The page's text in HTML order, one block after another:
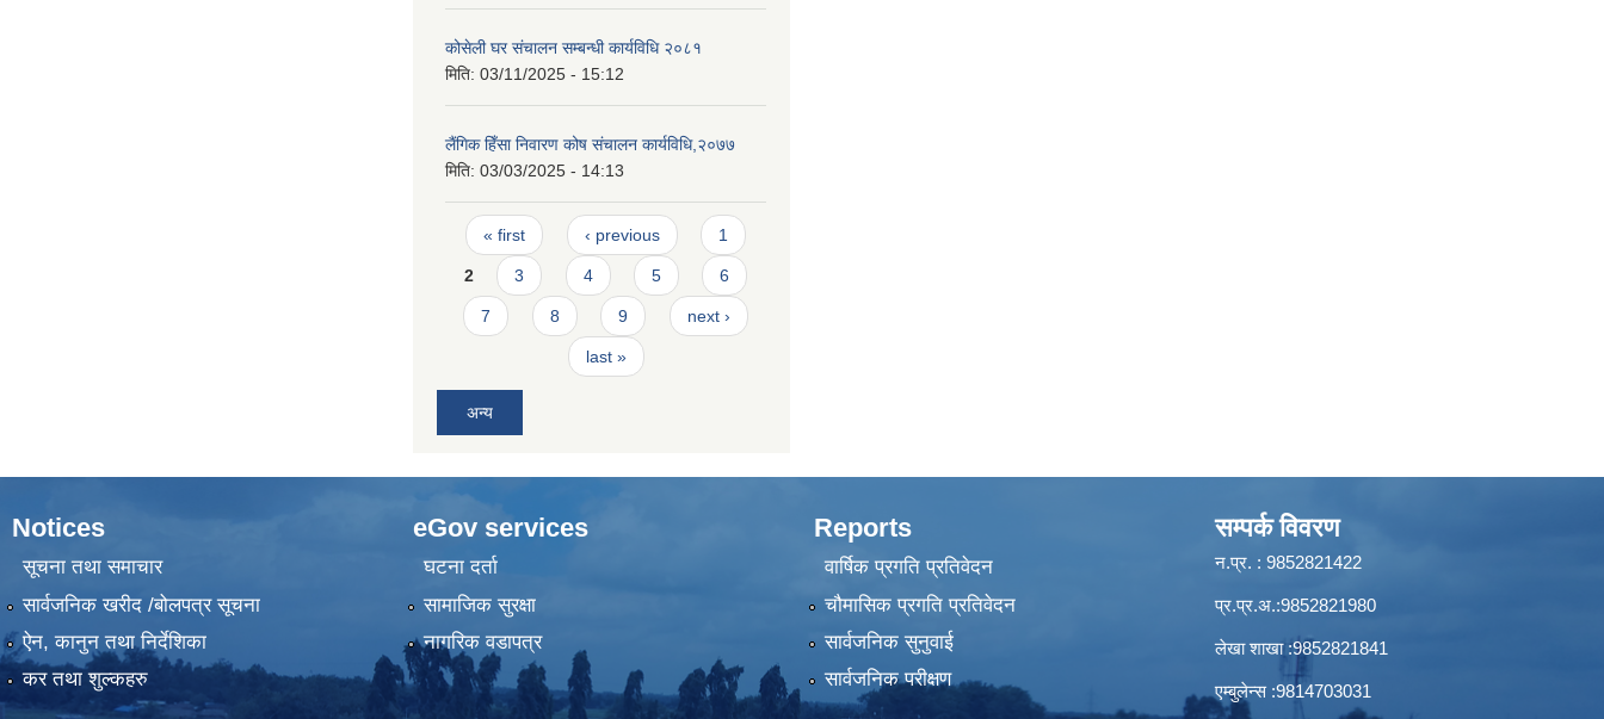
कोसेली घर संचालन सम्बन्धी कार्यविधि २०८१
मिति: 03/11/2025 - 15:12
लैंगिक हिँसा निवारण कोष संचालन कार्यविधि,२०७७
मिति: 03/03/2025 - 14:13
Pages
« first ‹ previous 1
2 3 4 5 6
7 8 9 next ›
last »
अन्य
Notices
सूचना तथा समाचार
सार्वजनिक खरीद /बोलपत्र सूचना
ऐन, कानुन तथा निर्देशिका
कर तथा शुल्कहरु
eGov services
घटना दर्ता
सामाजिक सुरक्षा
नागरिक वडापत्र
Reports
वार्षिक प्रगति प्रतिवेदन
चौमासिक प्रगति प्रतिवेदन
सार्वजनिक सुनुवाई
सार्वजनिक परीक्षण
सम्पर्क विवरण
न.प्र. : 9852821422
प्र.प्र.अ.:9852821980
लेखा शाखा :9852821841
एम्बुलेन्स :9814703031